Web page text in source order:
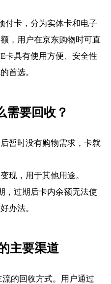
付卡，分为实体卡和电子
，用户在京东购物时可直
卡具有使用方便、安全性
首选。
需要回收？
暂时没有购物需求，卡就
现，用于其他用途。
，过期后卡内余额无法使
办法。
主要渠道
的回收方式。用户通过